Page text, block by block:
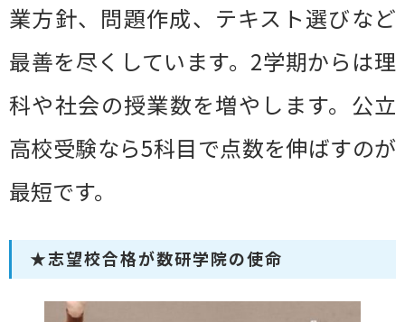
業方針、問題作成、テキスト選びなど
最善を尽くしています。2学期からは理
科や社会の授業数を増やします。公立
高校受験なら5科目で点数を伸ばすのが
最短です。
★志望校合格が数研学院の使命